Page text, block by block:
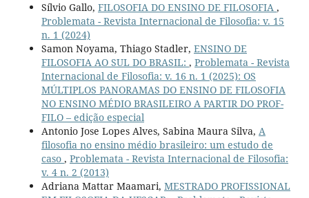
Sílvio Gallo, FILOSOFIA DO ENSINO DE FILOSOFIA ,
Problemata - Revista Internacional de Filosofia: v. 15
n. 1 (2024)
Samon Noyama, Thiago Stadler, ENSINO DE
FILOSOFIA AO SUL DO BRASIL: , Problemata - Revista
Internacional de Filosofia: v. 16 n. 1 (2025): OS
MÚLTIPLOS PANORAMAS DO ENSINO DE FILOSOFIA
NO ENSINO MÉDIO BRASILEIRO A PARTIR DO PROF-
FILO – edição especial
Antonio Jose Lopes Alves, Sabina Maura Silva, A
filosofia no ensino médio brasileiro: um estudo de
caso , Problemata - Revista Internacional de Filosofia:
v. 4 n. 2 (2013)
Adriana Mattar Maamari, MESTRADO PROFISSIONAL